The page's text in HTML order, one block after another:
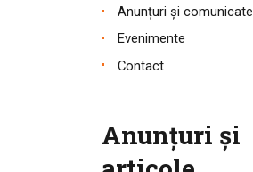
Anunțuri și comunicate
Evenimente
Contact
Anunțuri și